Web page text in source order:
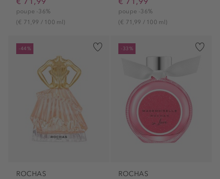
poupe -36%
(€ 71,99 / 100 ml)
poupe -36%
(€ 71,99 / 100 ml)
-44%
ROCHAS
-33%
ROCHAS